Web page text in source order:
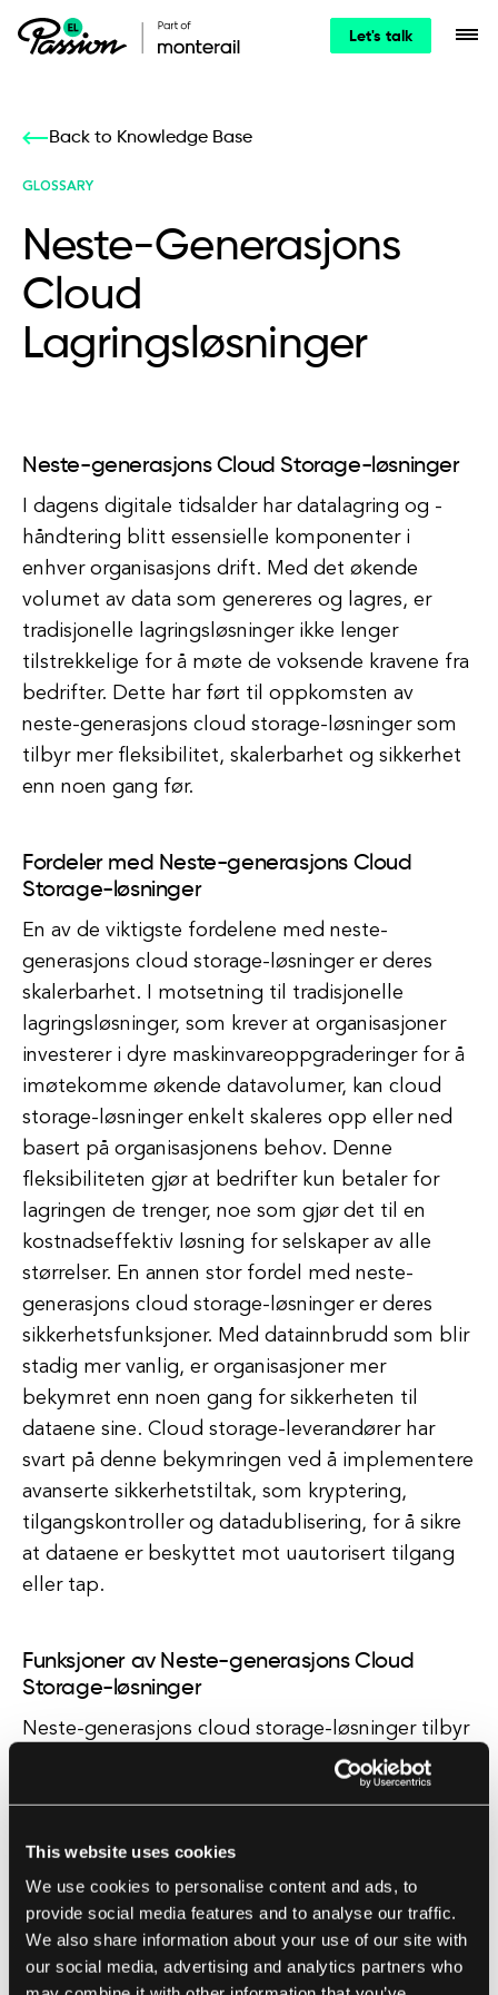
This website uses cookies
We use cookies to personalise content and ads, to
provide social media features and to analyse our traffic.
We also share information about your use of our site with
our social media, advertising and analytics partners who
Let's talk
Back to Knowledge Base
GLOSSARY
Neste-Generasjons
Cloud
Lagringsløsninger
Neste-generasjons Cloud Storage-løsninger
I dagens digitale tidsalder har datalagring og -
håndtering blitt essensielle komponenter i
enhver organisasjons drift. Med det økende
volumet av data som genereres og lagres, er
tradisjonelle lagringsløsninger ikke lenger
tilstrekkelige for å møte de voksende kravene fra
bedrifter. Dette har ført til oppkomsten av
neste-generasjons cloud storage-løsninger som
tilbyr mer fleksibilitet, skalerbarhet og sikkerhet
enn noen gang før.
Fordeler med Neste-generasjons Cloud
Storage-løsninger
En av de viktigste fordelene med neste-
generasjons cloud storage-løsninger er deres
skalerbarhet. I motsetning til tradisjonelle
lagringsløsninger, som krever at organisasjoner
investerer i dyre maskinvareoppgraderinger for å
imøtekomme økende datavolumer, kan cloud
storage-løsninger enkelt skaleres opp eller ned
basert på organisasjonens behov. Denne
fleksibiliteten gjør at bedrifter kun betaler for
lagringen de trenger, noe som gjør det til en
kostnadseffektiv løsning for selskaper av alle
størrelser. En annen stor fordel med neste-
generasjons cloud storage-løsninger er deres
sikkerhetsfunksjoner. Med datainnbrudd som blir
stadig mer vanlig, er organisasjoner mer
bekymret enn noen gang for sikkerheten til
dataene sine. Cloud storage-leverandører har
svart på denne bekymringen ved å implementere
avanserte sikkerhetstiltak, som kryptering,
tilgangskontroller og datadublisering, for å sikre
at dataene er beskyttet mot uautorisert tilgang
eller tap.
Funksjoner av Neste-generasjons Cloud
Storage-løsninger
Neste-generasjons cloud storage-løsninger tilbyr
også en rekke funksjoner som gjør
databehandling enklere og mer effektiv. En slik
gjenoppretting, som sikrer at data alltid er
tilgjengelige og sikre, selv i tilfelle en katastrofe. I
tillegg tilbyr mange cloud storage-løsninger
avanserte dataanalyserverktøy som gjør det
mulig for organisasjoner å få verdifulle innsikter